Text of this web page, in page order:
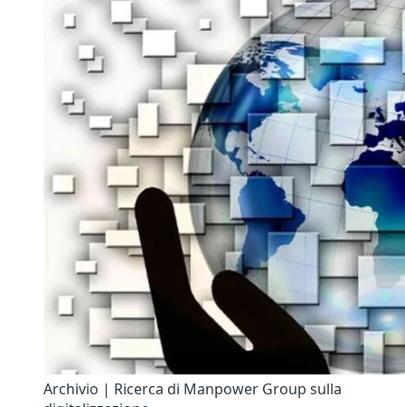
Archivio | Ricerca di Manpower Group sulla